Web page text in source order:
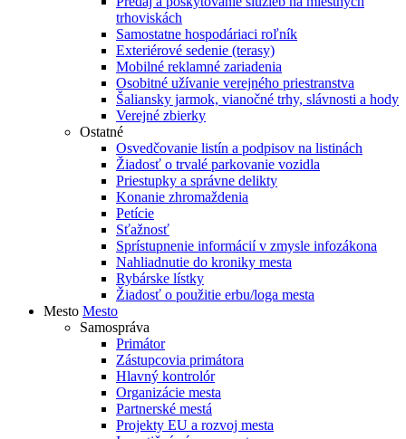
trhoviskách
Samostatne hospodáriaci roľník
Exteriérové sedenie (terasy)
Mobilné reklamné zariadenia
Osobitné užívanie verejného priestranstva
Šaliansky jarmok, vianočné trhy, slávnosti a hody
Verejné zbierky
Ostatné
Osvedčovanie listín a podpisov na listinách
Žiadosť o trvalé parkovanie vozidla
Priestupky a správne delikty
Konanie zhromaždenia
Petície
Sťažnosť
Sprístupnenie informácií v zmysle infozákona
Nahliadnutie do kroniky mesta
Rybárske lístky
Žiadosť o použitie erbu/loga mesta
Mesto Mesto
Samospráva
Primátor
Zástupcovia primátora
Hlavný kontrolór
Organizácie mesta
Partnerské mestá
Projekty EU a rozvoj mesta